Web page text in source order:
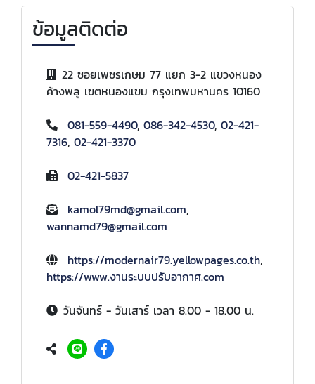
ข้อมูลติดต่อ
22 ซอยเพชรเกษม 77 แยก 3-2 แขวงหนอง
ค้างพลู เขตหนองแขม กรุงเทพมหานคร 10160
081-559-4490, 086-342-4530, 02-421-
7316, 02-421-3370
02-421-5837
kamol79md@gmail.com,
wannamd79@gmail.com
https://modernair79.yellowpages.co.th,
https://www.งานระบบปรับอากาศ.com
วันจันทร์ - วันเสาร์ เวลา 8.00 - 18.00 น.